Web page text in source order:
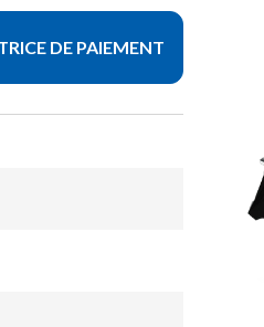
DE PAIEMENT